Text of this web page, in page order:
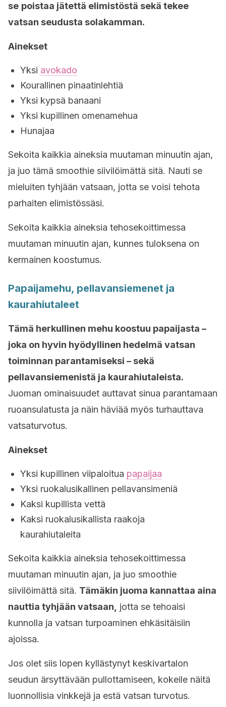
se poistaa jätettä elimistöstä sekä tekee
vatsan seudusta solakamman.
Ainekset
Yksi avokado
Kourallinen pinaatinlehtiä
Yksi kypsä banaani
Yksi kupillinen omenamehua
Hunajaa
Sekoita kaikkia aineksia muutaman minuutin ajan,
ja juo tämä smoothie siivilöimättä sitä. Nauti se
mieluiten tyhjään vatsaan, jotta se voisi tehota
parhaiten elimistössäsi.
Sekoita kaikkia aineksia tehosekoittimessa
muutaman minuutin ajan, kunnes tuloksena on
kermainen koostumus.
Papaijamehu, pellavansiemenet ja
kaurahiutaleet
Tämä herkullinen mehu koostuu papaijasta –
joka on hyvin hyödyllinen hedelmä vatsan
toiminnan parantamiseksi – sekä
pellavansiemenistä ja kaurahiutaleista.
Juoman ominaisuudet auttavat sinua parantamaan
ruoansulatusta ja näin häviää myös turhauttava
vatsaturvotus.
Ainekset
Yksi kupillinen viipaloitua papaijaa
Yksi ruokalusikallinen pellavansimeniä
Kaksi kupillista vettä
Kaksi ruokalusikallista raakoja
kaurahiutaleita
Sekoita kaikkia aineksia tehosekoittimessa
muutaman minuutin ajan, ja juo smoothie
siivilöimättä sitä. Tämäkin juoma kannattaa aina
nauttia tyhjään vatsaan,
jotta se tehoaisi
kunnolla ja vatsan turpoaminen ehkäsitäisiin
ajoissa.
Jos olet siis lopen kyllästynyt keskivartalon
seudun ärsyttävään pullottamiseen, kokeile näitä
luonnollisia vinkkejä ja estä vatsan turvotus.